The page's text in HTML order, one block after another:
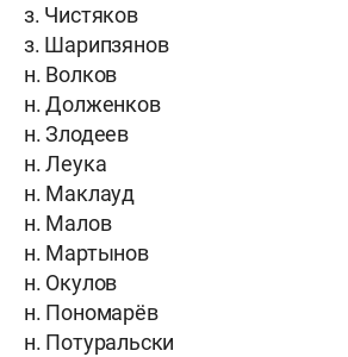
з. Чистяков
з. Шарипзянов
н. Волков
н. Долженков
н. Злодеев
н. Леука
н. Маклауд
н. Малов
н. Мартынов
н. Окулов
н. Пономарёв
н. Потуральски